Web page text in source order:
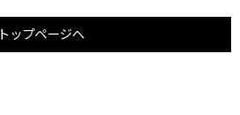
トップページへ